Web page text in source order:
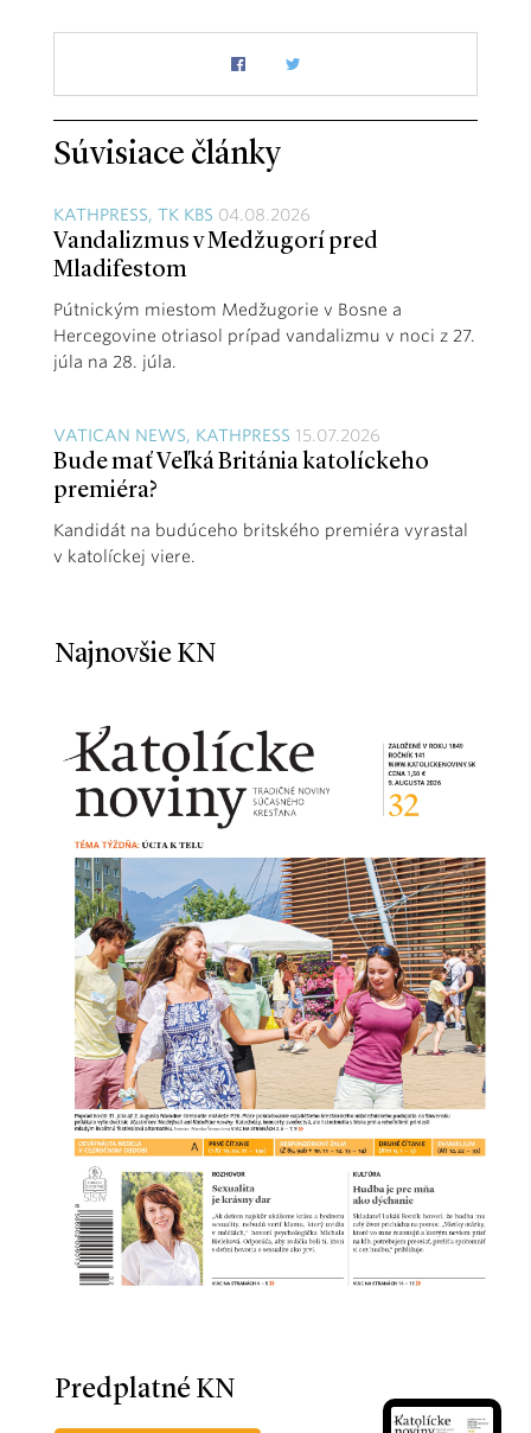
Súvisiace články
KATHPRESS, TK KBS 04.08.2026
Vandalizmus v Medžugorí pred
Mladifestom
Pútnickým miestom Medžugorie v Bosne a
Hercegovine otriasol prípad vandalizmu v noci z 27.
júla na 28. júla.
VATICAN NEWS, KATHPRESS 15.07.2026
Bude mať Veľká Británia katolíckeho
premiéra?
Kandidát na budúceho britského premiéra vyrastal
v katolíckej viere.
Najnovšie KN
Predplatné KN